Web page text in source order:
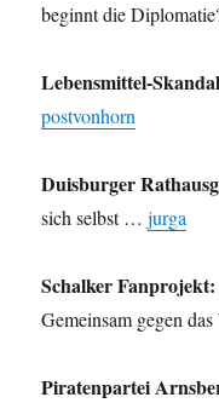
beginnt die
Lebensmittel-
postvonhorn
Duisburger
sich selbst …jurga
Schalker Fanprojekt:
Gemeinsam gegen
Piratenpartei